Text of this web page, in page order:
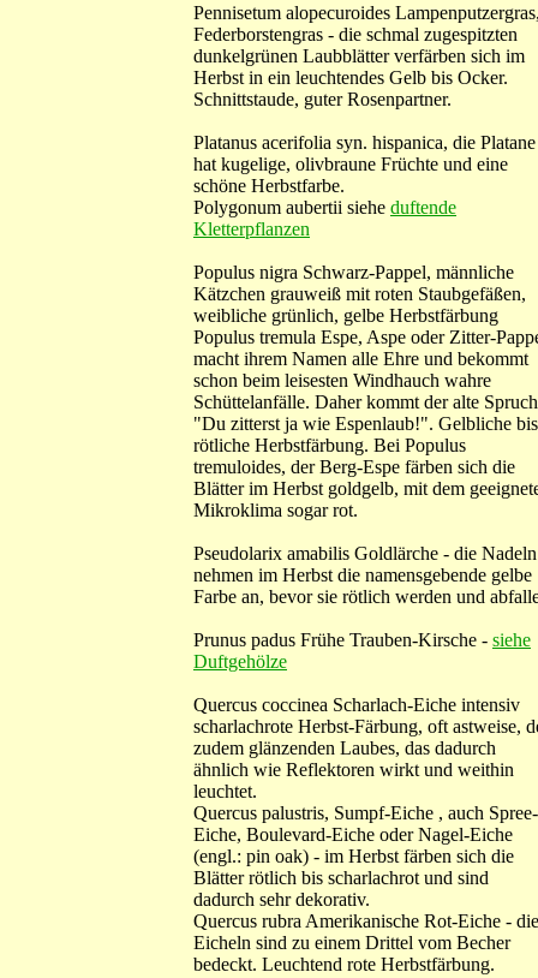
Pennisetum alopecuroides
Federborstengras - die schmal zugespitzten
dunkelgrünen Laubblätter verfärben sich im
Herbst in ein leuchtendes Gelb bis Ocker.
Schnittstaude, guter Rosenpartner.
Platanus acerifolia syn. hispanica, die Platane
hat kugelige, olivbraune Früchte und eine
schöne Herbstfarbe.
Polygonum aubertii siehe duftende
Kletterpflanzen
Populus nigra Schwarz-Pappel, männliche
Kätzchen grauweiß mit roten Staubgefäßen,
weibliche grünlich, gelbe Herbstfärbung
Populus tremula Espe, Aspe oder Zitter-
macht ihrem Namen alle Ehre und bekommt
schon beim leisesten Windhauch wahre
Schüttelanfälle. Daher kommt der alte
"Du zitterst ja wie Espenlaub!". Gelbliche bis
rötliche Herbstfärbung. Bei Populus
tremuloides, der Berg-Espe färben sich die
Blätter im Herbst goldgelb, mit dem
Mikroklima sogar rot.
Pseudolarix amabilis Goldlärche - die Nadeln
nehmen im Herbst die namensgebende gelbe
Farbe an, bevor sie rötlich werden und
Prunus padus Frühe Trauben-Kirsche - siehe
Duftgehölze
Quercus coccinea Scharlach-Eiche intensiv
scharlachrote Herbst-Färbung, oft astweise,
zudem glänzenden Laubes, das dadurch
ähnlich wie Reflektoren wirkt und weithin
leuchtet.
Quercus palustris, Sumpf-Eiche , auch Spree-
Eiche, Boulevard-Eiche oder Nagel-Eiche
(engl.: pin oak) - im Herbst färben sich die
Blätter rötlich bis scharlachrot und sind
dadurch sehr dekorativ.
Quercus rubra Amerikanische Rot-Eiche - die
Eicheln sind zu einem Drittel vom Becher
bedeckt. Leuchtend rote Herbstfärbung.